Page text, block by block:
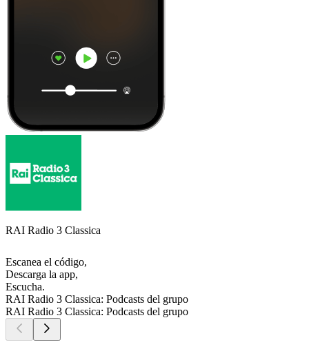
RAI Radio 3 Classica
Escanea el código,
Descarga la app,
Escucha.
RAI Radio 3 Classica: Podcasts del grupo
RAI Radio 3 Classica: Podcasts del grupo